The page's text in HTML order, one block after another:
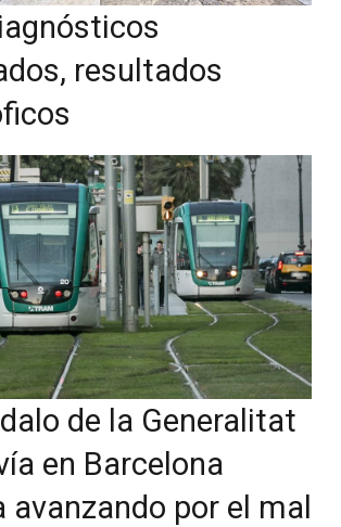
resultados
de la Generalitat
en Barcelona
avanzando por el mal